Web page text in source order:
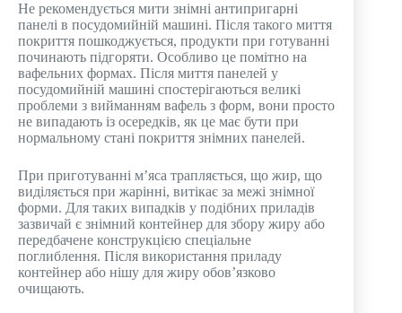
Не рекомендується мити знімні антипригарні
панелі в посудомийній машині. Після такого миття
покриття пошкоджується, продукти при готуванні
починають підгоряти. Особливо це помітно на
вафельних формах. Після миття панелей у
посудомийній машині спостерігаються великі
проблеми з вийманням вафель з форм, вони просто
не випадають із осередків, як це має бути при
нормальному стані покриття знімних панелей.
При приготуванні м’яса трапляється, що жир, що
виділяється при жарінні, витікає за межі знімної
форми. Для таких випадків у подібних приладів
зазвичай є знімний контейнер для збору жиру або
передбачене конструкцією спеціальне
поглиблення. Після використання приладу
контейнер або нішу для жиру обов’язково
очищають.